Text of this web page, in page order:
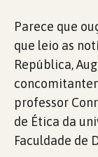
Parece que
que leio as
República,
professor
de Ética da
Faculdade de